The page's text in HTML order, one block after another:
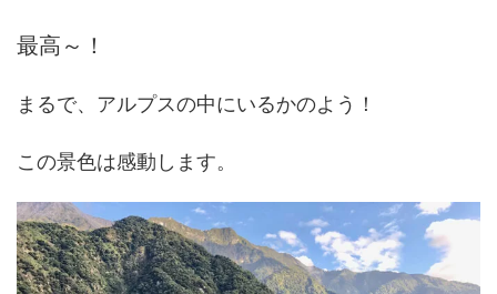
最高～！
まるで、アルプスの中にいるかのよう！
この景色は感動します。